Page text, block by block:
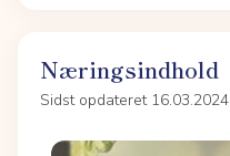
Næringsindhold
Sidst opdateret 16.03.2024